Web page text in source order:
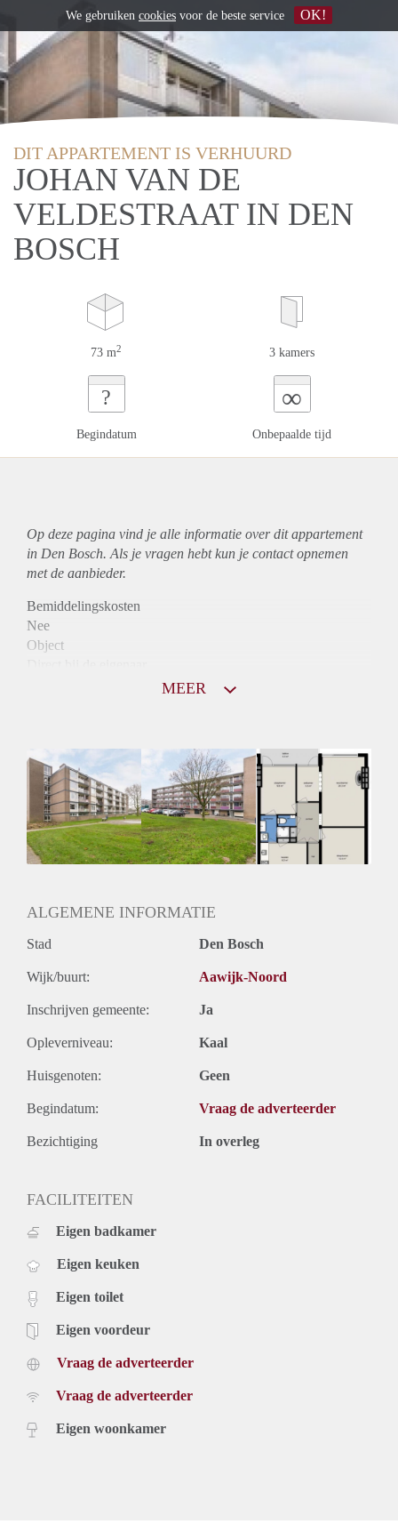
DIT APPARTEMENT IS VERHUURD
JOHAN VAN DE
VELDESTRAAT IN DEN
BOSCH
73 m2 3 kamers
?
Begindatum
∞
Onbepaalde tijd
Op deze pagina vind je alle informatie over ditappartement
in Den Bosch. Als je vragen hebt kun je contact opnemen
met de aanbieder.
Bemiddelingskosten
Nee
Object
Huurtoeslag
Mogelijk
Inkomen eis
N.V.T.
Huurtermijn
Onbepaalde termijn
MEER
ALGEMENE INFORMATIE
Stad Den Bosch
Wijk/buurt: Aawijk-Noord
Inschrijven gemeente: Ja
Opleverniveau: Kaal
Huisgenoten: Geen
Begindatum: Vraag de adverteerder
Bezichtiging In overleg
FACILITEITEN
Eigen badkamer
Eigen keuken
Eigen toilet
Eigen voordeur
Vraag de adverteerder
Vraag de adverteerder
Eigen woonkamer
We gebruiken cookies voor de beste service OK!